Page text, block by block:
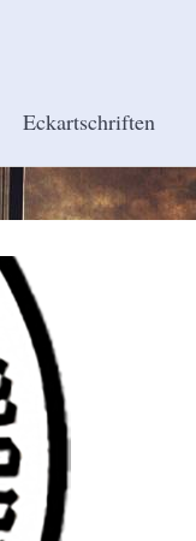
Eckartschriften